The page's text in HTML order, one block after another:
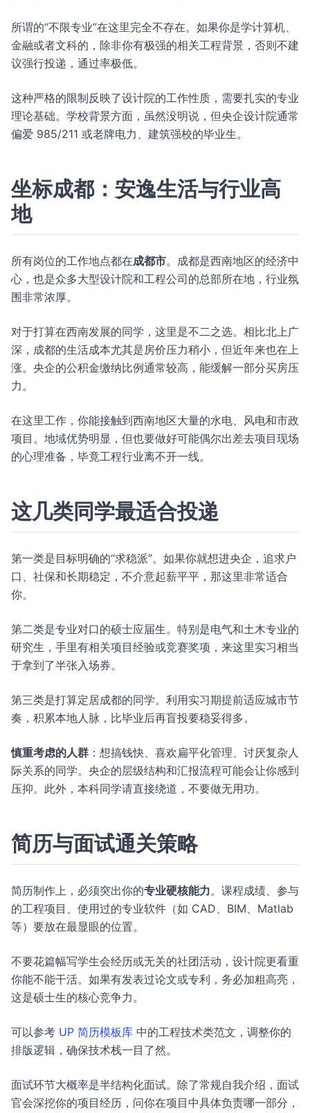
所谓的“不限专业”在这里完全不存在。如果你是学计算机、
金融或者文科的，除非你有极强的相关工程背景，否则不建
议强行投递，通过率极低。
这种严格的限制反映了设计院的工作性质，需要扎实的专业
理论基础。学校背景方面，虽然没明说，但央企设计院通常
偏爱 985/211 或老牌电力、建筑强校的毕业生。
坐标成都：安逸生活与行业高
地
所有岗位的工作地点都在成都市。成都是西南地区的经济中
心，也是众多大型设计院和工程公司的总部所在地，行业氛
围非常浓厚。
对于打算在西南发展的同学，这里是不二之选。相比北上广
深，成都的生活成本尤其是房价压力稍小，但近年来也在上
涨。央企的公积金缴纳比例通常较高，能缓解一部分买房压
力。
在这里工作，你能接触到西南地区大量的水电、风电和市政
项目。地域优势明显，但也要做好可能偶尔出差去项目现场
的心理准备，毕竟工程行业离不开一线。
这几类同学最适合投递
第一类是目标明确的“求稳派”。如果你就想进央企，追求户
口、社保和长期稳定，不介意起薪平平，那这里非常适合
你。
第二类是专业对口的硕士应届生。特别是电气和土木专业的
研究生，手里有相关项目经验或竞赛奖项，来这里实习相当
于拿到了半张入场券。
第三类是打算定居成都的同学。利用实习期提前适应城市节
奏，积累本地人脉，比毕业后再盲投要稳妥得多。
慎重考虑的人群 ：想搞钱快、喜欢扁平化管理、讨厌复杂人
际关系的同学。央企的层级结构和汇报流程可能会让你感到
压抑。此外，本科同学请直接绕道，不要做无用功。
简历与面试通关策略
简历制作上，必须突出你的专业硬核能力。课程成绩、参与
的工程项目、使用过的专业软件（如 CAD、BIM、Matlab
等）要放在最显眼的位置。
不要花篇幅写学生会经历或无关的社团活动，设计院更看重
你能不能干活。如果有发表过论文或专利，务必加粗高亮，
这是硕士生的核心竞争力。
可以参考 UP 简历模板库 中的工程技术类范文，调整你的
排版逻辑，确保技术栈一目了然。
面试环节大概率是半结构化面试。除了常规自我介绍，面试
官会深挖你的项目经历，问你在项目中具体负责哪一部分，